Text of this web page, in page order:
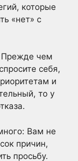
которые
«нет» с
Прежде чем
себя,
и
то у
Вам не
причин,
просьбу.